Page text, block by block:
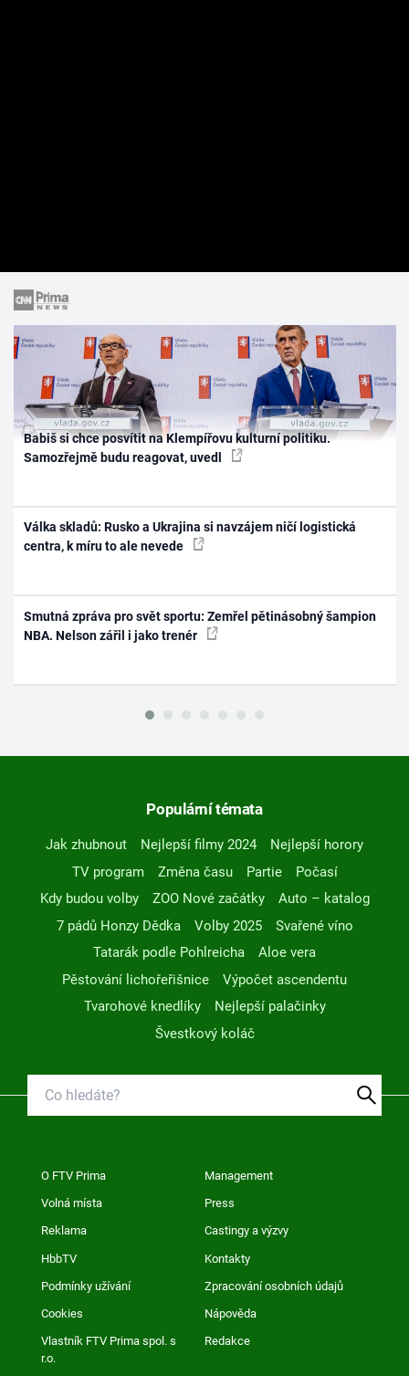
Babiš si chce posvítit na Klempířovu kulturní politiku.
Samozřejmě budu reagovat, uvedl
Válka skladů: Rusko a Ukrajina si navzájem ničí logistická
centra, k míru to ale nevede
Smutná zpráva pro svět sportu: Zemřel pětinásobný šampion
NBA. Nelson zářil i jako trenér
Populární témata
Jak zhubnout Nejlepší filmy 2024
Nejlepší horory
TV program
Změna času Partie
Počasí
Kdy budou volby
ZOO Nové začátky
Auto – katalog
7 pádů Honzy Dědka
Volby 2025
Svařené víno
Tatarák podle Pohlreicha
Aloe vera
Pěstování lichořeřišnice
Výpočet ascendentu
Tvarohové knedlíky
Nejlepší palačinky
Švestkový koláč
O FTV Prima Management
Volná místa Press
Reklama Castingy a výzvy
HbbTV Kontakty
Podmínky užívání Zpracování osobních údajů
Cookies Nápověda
Vlastník FTV Prima spol. s
r.o.
Redakce